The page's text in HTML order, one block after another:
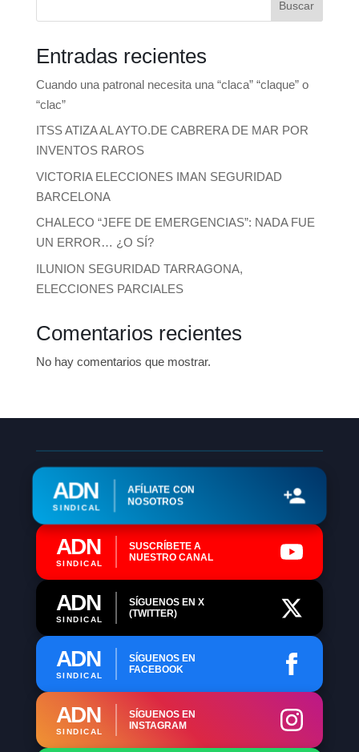
Buscar
Entradas recientes
Cuando una patronal necesita una “claca” “claque” o
“clac”
ITSS ATIZA AL AYTO.DE CABRERA DE MAR POR
INVENTOS RAROS
VICTORIA ELECCIONES IMAN SEGURIDAD
BARCELONA
CHALECO “JEFE DE EMERGENCIAS”: NADA FUE
UN ERROR… ¿O SÍ?
ILUNION SEGURIDAD TARRAGONA,
ELECCIONES PARCIALES
Comentarios recientes
No hay comentarios que mostrar.
ADN
SINDICAL
AFÍLIATE CON
NOSOTROS
ADN
SINDICAL
SUSCRÍBETE A
NUESTRO CANAL
ADN
SINDICAL
SÍGUENOS EN X
(TWITTER)
ADN
SINDICAL
SÍGUENOS EN
FACEBOOK
ADN
SINDICAL
SÍGUENOS EN
INSTAGRAM